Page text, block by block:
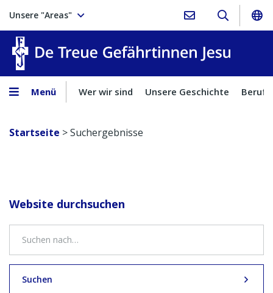
Unsere "Areas"
Menü Wer wir sind Unsere Geschichte
Startseite >Suchergebnisse
Website durchsuchen
Suchen